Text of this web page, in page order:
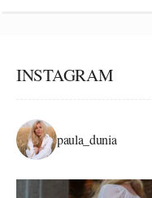
INSTAGRAM
paula_dunia